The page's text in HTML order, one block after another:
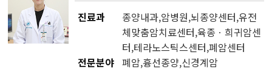
진료과 종양내과,암병원,뇌종양센터,유전
체맞춤암치료센터,육종ㆍ희귀암센
터,테라노스틱스센터,폐암센터
전문분야 폐암,흉선종양,신경계암